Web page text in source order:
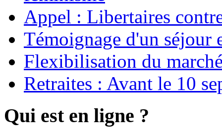
Appel : Libertaires
Témoignage d'un séjour
Flexibilisation du
Retraites : Avant le 10
Qui est en ligne ?